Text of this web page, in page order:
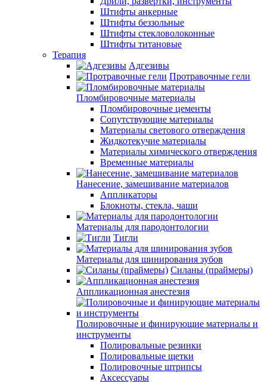
Штифты анкерные
Штифты беззольные
Штифты стекловолоконные
Штифты титановые
Терапия
Адгезивы
Протравочные гели
Пломбировочные материалы
Пломбировочные цементы
Сопутствующие материалы
Материалы светового отверждения
Жидкотекучие материалы
Материалы химического отверждения
Временные материалы
Нанесение, замешивание материалов
Аппликаторы
Блокноты, стекла, чаши
Материалы для пародонтологии
Тигли
Материалы для шинирования зубов
Силаны (праймеры)
Аппликационная анестезия
Полировочные и финирующие материалы и
инструменты
Полировальные резинки
Полировальные щетки
Полировочные штрипсы
Аксессуары